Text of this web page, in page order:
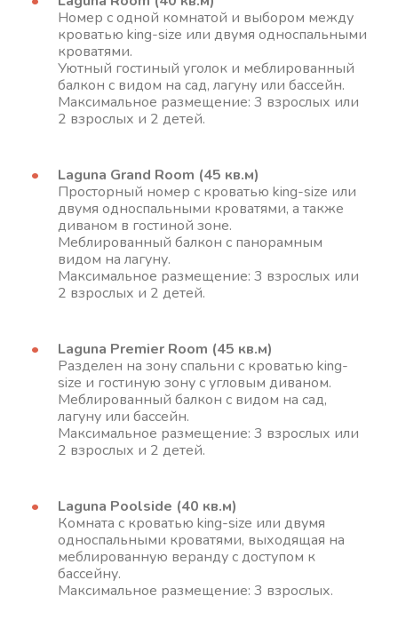
Номер с одной комнатой и выбором между
кроватью king-size или двумя односпальными
кроватями.
Уютный гостиный уголок и меблированный
балкон с видом на сад, лагуну или бассейн.
Максимальное размещение: 3 взрослых или
2 взрослых и 2 детей.
Laguna Grand Room (45 кв.м)
Просторный номер с кроватью king-size или
двумя односпальными кроватями, а также
диваном в гостиной зоне.
Меблированный балкон с панорамным
видом на лагуну.
Максимальное размещение: 3 взрослых или
2 взрослых и 2 детей.
Laguna Premier Room (45 кв.м)
Разделен на зону спальни с кроватью king-
size и гостиную зону с угловым диваном.
Меблированный балкон с видом на сад,
лагуну или бассейн.
Максимальное размещение: 3 взрослых или
2 взрослых и 2 детей.
Laguna Poolside (40 кв.м)
Комната с кроватью king-size или двумя
односпальными кроватями, выходящая на
меблированную веранду с доступом к
бассейну.
Максимальное размещение: 3 взрослых.